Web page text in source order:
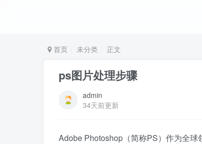
首页 未分类 正文
ps图片处理步骤
admin
34天前更新
Adobe Photoshop（简称PS）作为全